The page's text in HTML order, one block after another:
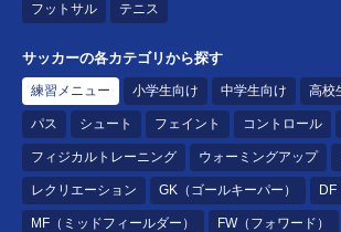
フットサル テニス
サッカーの各カテゴリから探す
練習メニュー 小学生向け 中学生向け 高校
パス シュート フェイント コントロール
フィジカルトレーニング ウォーミングアップ
レクリエーション GK（ゴールキーパー） DF
MF（ミッドフィールダー） FW（フォワード）